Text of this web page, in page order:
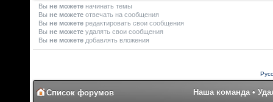
Вы не можете начинать темы
Вы не можете отвечать на сообщения
Вы не можете редактировать свои сообщения
Вы не можете удалять свои сообщения
Вы не можете добавлять вложения
Список форумов Наша команда •